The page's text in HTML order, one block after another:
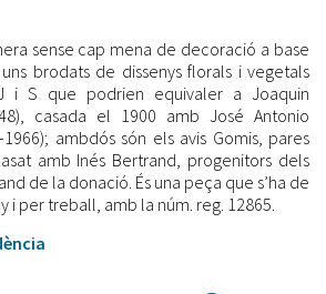
sense cap mena de decoració a base
brodats de dissenys florals i vegetals
i S que podrien equivaler a Joaquin
casada el 1900 amb José Antonio
ambdós són els avis Gomis, pares
amb Inés Bertrand, progenitors dels
de la donació. És una peça que s’ha de
i per treball, amb la núm. reg. 12865.